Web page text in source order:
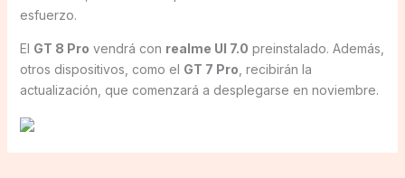
esfuerzo.
El GT 8 Pro vendrá con realme UI 7.0 preinstalado. Además,
otros dispositivos, como el GT 7 Pro , recibirán la
actualización, que comenzará a desplegarse en noviembre.